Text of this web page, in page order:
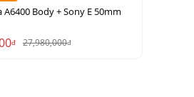
A6400 Body + Sony E 50mm
đ 27,980,000đ